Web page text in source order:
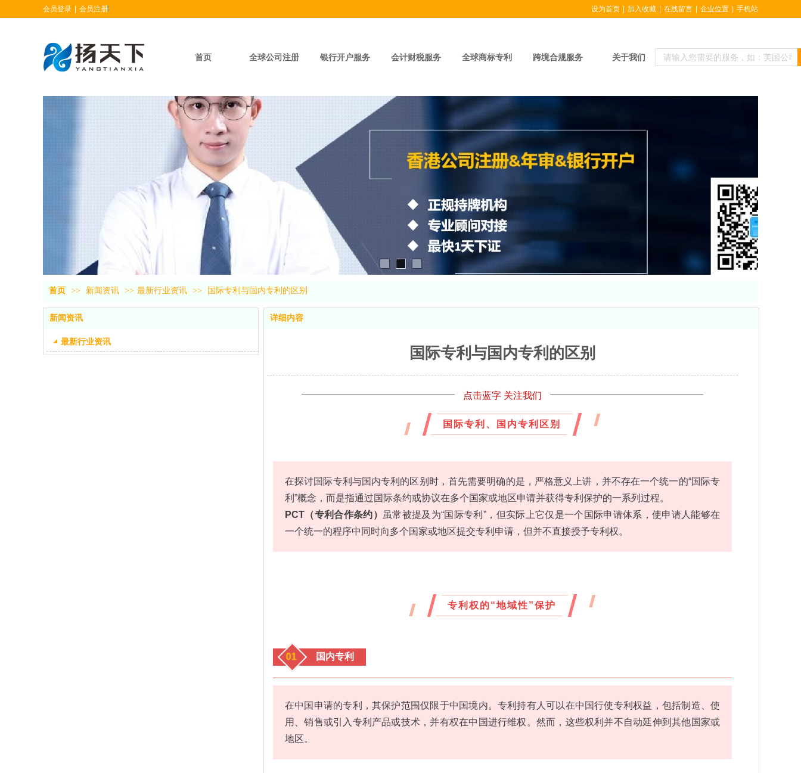
首页 全球公司注册 银行开户服务 会计财税服务 全球商标专利 跨境合规服务 关于我们
会员登录 会员注册 设为首页 加入收藏 在线留言 企业位置 手机站
首页 >> 新闻资讯 >> 最新行业资讯 >> 国际专利与国内专利的区别
新闻资讯
最新行业资讯
详细内容
国际专利与国内专利的区别
点击蓝字 关注我们
国际专利、国内专利区别
在探讨国际专利与国内专利的区别时，首先需要明确的是，严格意义上讲，并不存在一个统一的“国际专
利”概念，而是指通过国际条约或协议在多个国家或地区申请并获得专利保护的一系列过程。
PCT（专利合作条约）
虽常被提及为“国际专利”，但实际上它仅是一个国际申请体系，使申请人能够在
一个统一的程序中同时向多个国家或地区提交专利申请，但并不直接授予专利权。
专利权的“地域性”保护
01 国内专利
在中国申请的专利，其保护范围仅限于中国境内。专利持有人可以在中国行使专利权益，包括制造、使
用、销售或引入专利产品或技术，并有权在中国进行维权。然而，这些权利并不自动延伸到其他国家或
地区。